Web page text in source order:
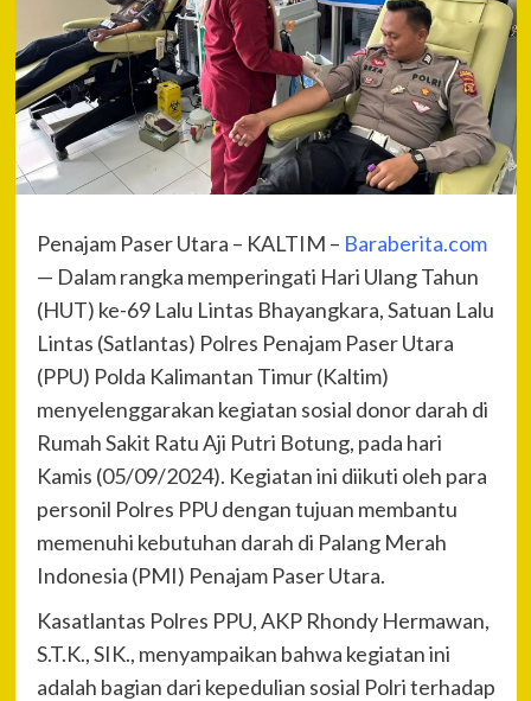
Penajam Paser Utara – KALTIM – Baraberita.com
— Dalam rangka memperingati Hari Ulang Tahun
(HUT) ke-69 Lalu Lintas Bhayangkara, Satuan Lalu
Lintas (Satlantas) Polres Penajam Paser Utara
(PPU) Polda Kalimantan Timur (Kaltim)
menyelenggarakan kegiatan sosial donor darah di
Rumah Sakit Ratu Aji Putri Botung, pada hari
Kamis (05/09/2024). Kegiatan ini diikuti oleh para
personil Polres PPU dengan tujuan membantu
memenuhi kebutuhan darah di Palang Merah
Indonesia (PMI) Penajam Paser Utara.
Kasatlantas Polres PPU, AKP Rhondy Hermawan,
S.T.K., SIK., menyampaikan bahwa kegiatan ini
adalah bagian dari kepedulian sosial Polri terhadap